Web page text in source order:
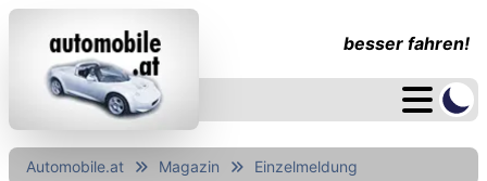
besser fahren!
Automobile.at Magazin Einzelmeldung